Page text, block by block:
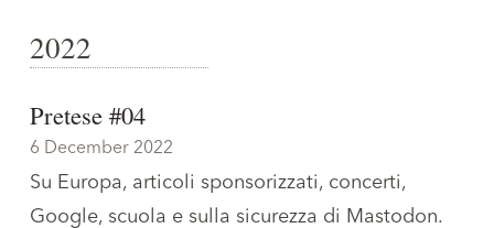
2022
Pretese #04
6 December 2022
Su Europa, articoli sponsorizzati, concerti,
Google, scuola e sulla sicurezza di Mastodon.